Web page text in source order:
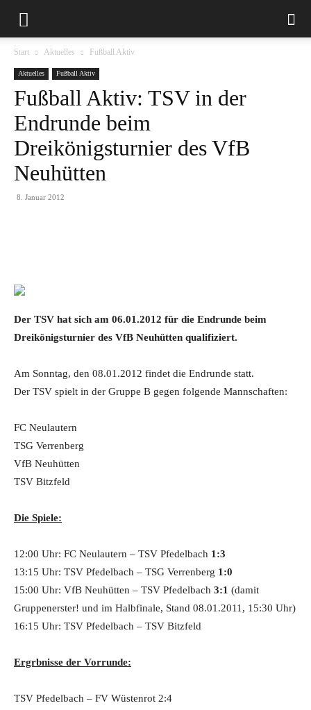
Start Aktuelles Fußball Aktiv
Aktuelles Fußball Aktiv
Fußball Aktiv: TSV in der
Endrunde beim
Dreikönigsturnier des VfB
Neuhütten
8. Januar 2012
Der TSV hat sich am 06.01.2012 für die Endrunde beim
Dreikönigsturnier des VfB Neuhütten qualifiziert.
Am Sonntag, den 08.01.2012 findet die Endrunde statt.
Der TSV spielt in der Gruppe B gegen folgende Mannschaften:
FC Neulautern
TSG Verrenberg
VfB Neuhütten
TSV Bitzfeld
Die Spiele:
12:00 Uhr: FC Neulautern – TSV Pfedelbach 1:3
13:15 Uhr: TSV Pfedelbach – TSG Verrenberg 1:0
15:00 Uhr: VfB Neuhütten – TSV Pfedelbach 3:1 (damit
Gruppenerster! und im Halbfinale, Stand 08.01.2011, 15:30 Uhr)
16:15 Uhr: TSV Pfedelbach – TSV Bitzfeld
Ergrbnisse der Vorrunde:
TSV Pfedelbach – FV Wüstenrot 2:4